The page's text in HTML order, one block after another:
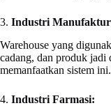
3. Industri
Warehouse yang
cadang, dan produk jadi
memanfaatkan sistem ini.
4. Industri Farmasi: